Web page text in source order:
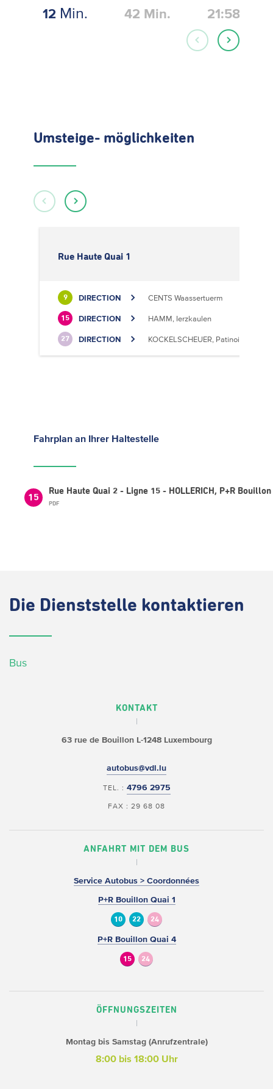
12 Min. 42 Min. 21:58
Umsteige- möglichkeiten
Rue Haute Quai 1
9 DIRECTION CENTS Waassertuerm
15 DIRECTION HAMM, Ierzkaulen
27 DIRECTION KOCKELSCHEUER, Patinoire
Fahrplan an Ihrer Haltestelle
15
Rue Haute Quai 2 - Ligne 15 - HOLLERICH, P+R Bouillon
PDF
Die Dienststelle kontaktieren
Bus
KONTAKT
63 rue de BouillonL-1248 Luxembourg
autobus@vdl.lu
TEL. : 4796 2975
FAX : 29 68 08
ANFAHRT MIT DEM BUS
Service Autobus > Coordonnées
P+R Bouillon Quai 1
10 22 24
P+R Bouillon Quai 4
15 24
ÖFFNUNGSZEITEN
Montag bis Samstag (Anrufzentrale)
8:00 bis 18:00 Uhr